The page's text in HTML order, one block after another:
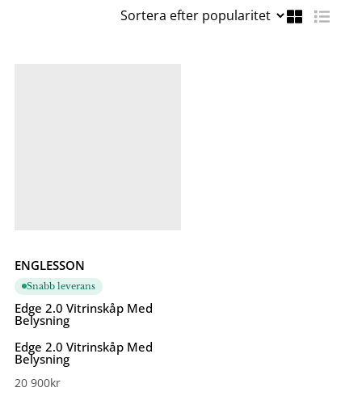
ENGLESSON
Snabb leverans
Edge 2.0 Vitrinskåp Med
Belysning
Edge 2.0 Vitrinskåp Med
Belysning
20 900kr